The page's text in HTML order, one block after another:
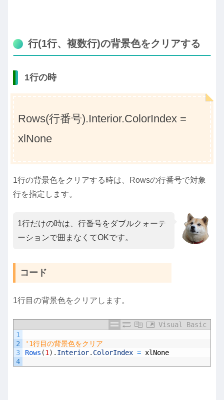
行(1行、複数行)の背景色をクリアする
1行の時
Rows(行番号).Interior.ColorIndex =
xlNone
1行の背景色をクリアする時は、Rowsの行番号で対象
行を指定します。
1行だけの時は、行番号をダブルクォーテ
ーションで囲まなくてOKです。
コード
1行目の背景色をクリアします。
Visual Basic
1
2
3
4
'1行目の背景色をクリア
Rows (1 ) . Interior. ColorIndex = xlNone